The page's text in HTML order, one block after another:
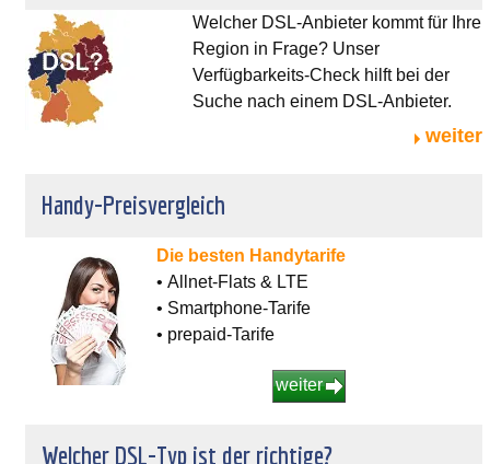
Welcher DSL-Anbieter kommt für Ihre
Region in Frage? Unser
Verfügbarkeits-Check hilft bei der
Suche nach einem DSL-Anbieter.
weiter
Handy-Preisvergleich
Die besten Handytarife
• Allnet-Flats & LTE
• Smartphone-Tarife
• prepaid-Tarife
weiter
Welcher DSL-Typ ist der richtige?